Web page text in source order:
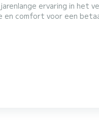
comfort voor een
te organiseren. Wij